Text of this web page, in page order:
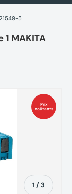
5
MAKITA
Prix
coûtants
1 /de
3